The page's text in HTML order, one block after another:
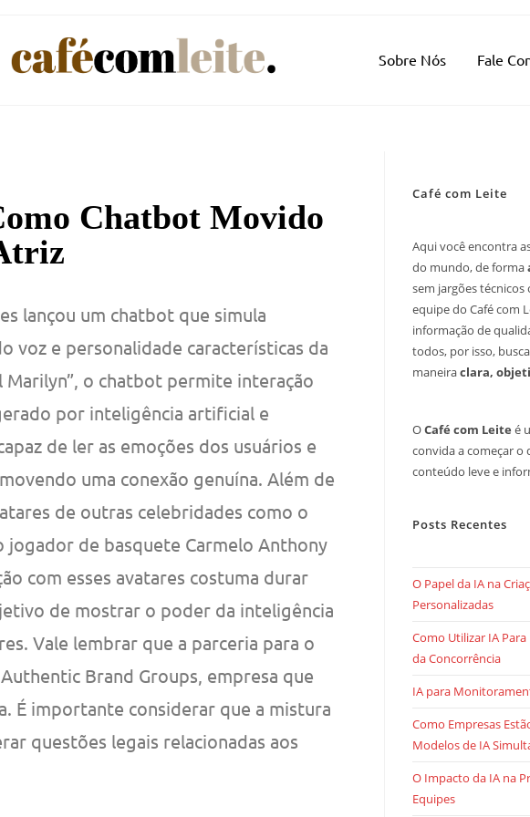
Sobre Nós Fale
Chatbot Movido
lançou um chatbot que simula
voz e personalidade características da
o chatbot permite interação
por inteligência artificial e
de ler as emoções dos usuários e
uma conexão genuína. Além de
de outras celebridades como o
jogador de basquete Carmelo Anthony
com esses avatares costuma durar
de mostrar o poder da inteligência
Vale lembrar que a parceria para o
Brand Groups, empresa que
É importante considerar que a mistura
questões legais relacionadas aos
Café com Leite
Aqui você encontra
do mundo, de forma
sem jargões técnicos
equipe do Café com
informação de
todos, por isso,
maneiraclara,
OCafé com Leite é
convida a começar
conteúdo leve e
Posts Recentes
O Papel da IA na
Personalizadas
Como Utilizar IA
da Concorrência
IA para
Como Empresas
Modelos de IA
O Impacto da IA na
Equipes